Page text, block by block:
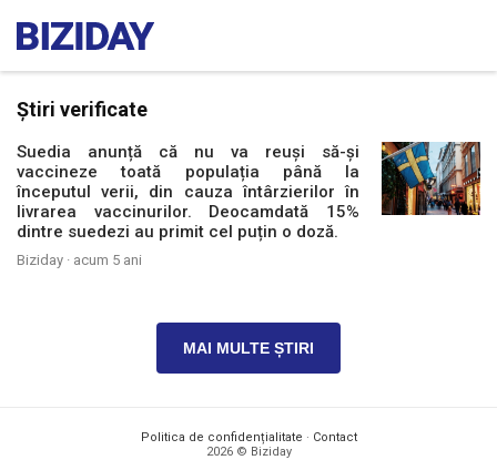
Știri verificate
Suedia anunță că nu va reuși să-și
vaccineze toată populația până la
începutul verii, din cauza întârzierilor în
livrarea vaccinurilor. Deocamdată 15%
dintre suedezi au primit cel puțin o doză.
Biziday · acum 5 ani
MAI MULTE ȘTIRI
Politica de confidențialitate · Contact
2026 © Biziday